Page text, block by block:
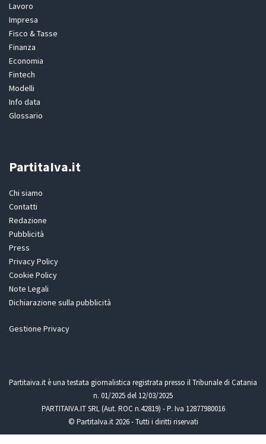
Lavoro
Impresa
Fisco & Tasse
Finanza
Economia
Fintech
Modelli
Info data
Glossario
PartitaIva.it
Chi siamo
Contatti
Redazione
Pubblicità
Press
Privacy Policy
Cookie Policy
Note Legali
Dichiarazione sulla pubblicità
Gestione Privacy
Partitaiva.it è una testata giornalistica registrata presso il Tribunale di Catania
n. 01/2025 del 12/03/2025
PARTITAIVA.IT SRL (Aut. ROC n.42819) - P. Iva 12877980016
© PartitaIva.it 2026 - Tutti i diritti riservati